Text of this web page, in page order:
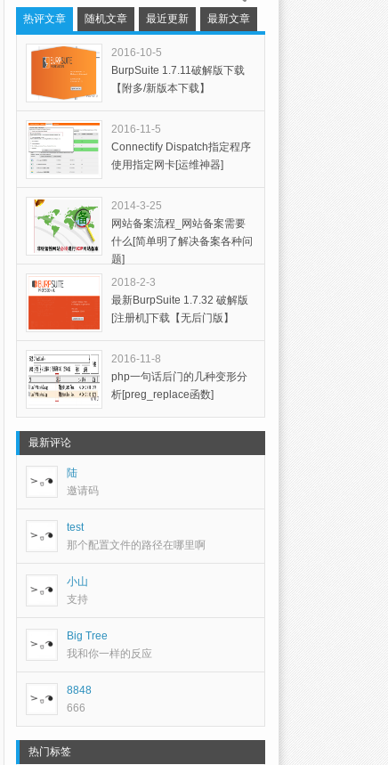
热评文章 随机文章 最近更新 最新文章
2016-10-5
BurpSuite 1.7.11破解版下载
【附多/新版本下载】
2016-11-5
Connectify Dispatch指定程序
使用指定网卡[运维神器]
2014-3-25
网站备案流程_网站备案需要
什么[简单明了解决备案各种问
题]
2018-2-3
最新BurpSuite 1.7.32 破解版
[注册机]下载【无后门版】
2016-11-8
php一句话后门的几种变形分
析[preg_replace函数]
最新评论
陆
邀请码
test
那个配置文件的路径在哪里啊
小山
支持
Big Tree
我和你一样的反应
8848
666
热门标签